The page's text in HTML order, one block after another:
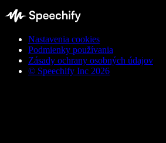
Nastavenia cookies
Podmienky používania
Zásady ochrany osobných údajov
© Speechify Inc 2026